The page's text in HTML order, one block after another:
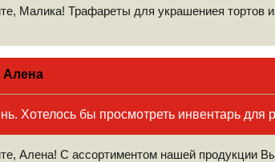
Малика! Трафареты для украшениея тортов
Алена
Хотелось бы просмотреть инвентарь для
Алена! С ассортиментом нашей продукции